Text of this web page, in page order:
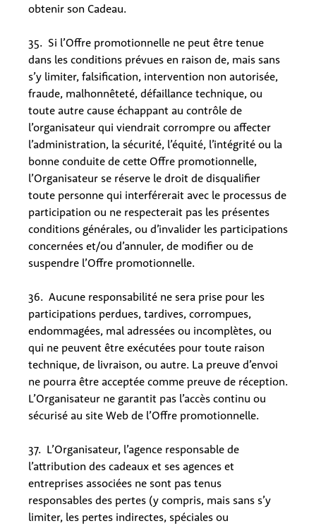
obtenir son Cadeau.
35. Si l’Offre promotionnelle ne peut être tenue
dans les conditions prévues en raison de, mais sans
s’y limiter, falsification, intervention non autorisée,
fraude, malhonnêteté, défaillance technique, ou
toute autre cause échappant au contrôle de
l’organisateur qui viendrait corrompre ou affecter
l’administration, la sécurité, l’équité, l’intégrité ou la
bonne conduite de cette Offre promotionnelle,
l’Organisateur se réserve le droit de disqualifier
toute personne qui interférerait avec le processus de
participation ou ne respecterait pas les présentes
conditions générales, ou d’invalider les participations
concernées et/ou d’annuler, de modifier ou de
suspendre l’Offre promotionnelle.
36. Aucune responsabilité ne sera prise pour les
participations perdues, tardives, corrompues,
endommagées, mal adressées ou incomplètes, ou
qui ne peuvent être exécutées pour toute raison
technique, de livraison, ou autre. La preuve d’envoi
ne pourra être acceptée comme preuve de réception.
L’Organisateur ne garantit pas l’accès continu ou
sécurisé au site Web de l’Offre promotionnelle.
37. L’Organisateur, l’agence responsable de
l’attribution des cadeaux et ses agences et
entreprises associées ne sont pas tenus
responsables des pertes (y compris, mais sans s’y
limiter, les pertes indirectes, spéciales ou